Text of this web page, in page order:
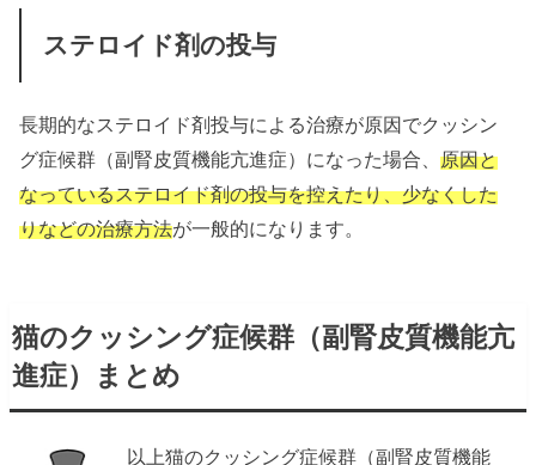
ステロイド剤の投与
長期的なステロイド剤投与による治療が原因でクッシン
グ症候群（副腎皮質機能亢進症）になった場合、原因と
なっているステロイド剤の投与を控えたり、少なくした
りなどの治療方法が一般的になります。
猫のクッシング症候群（副腎皮質機能亢
進症）まとめ
以上猫のクッシング症候群（副腎皮質機能